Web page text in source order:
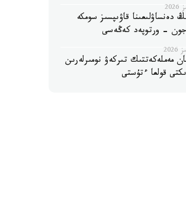
دەنساۋلىعىنا قاۋىپسىز سومكە
- ورتوپەد كەڭەسى
مەملەكەتتىك تىركەۋ نومىرلەرىن
قولعا ءتۇستى